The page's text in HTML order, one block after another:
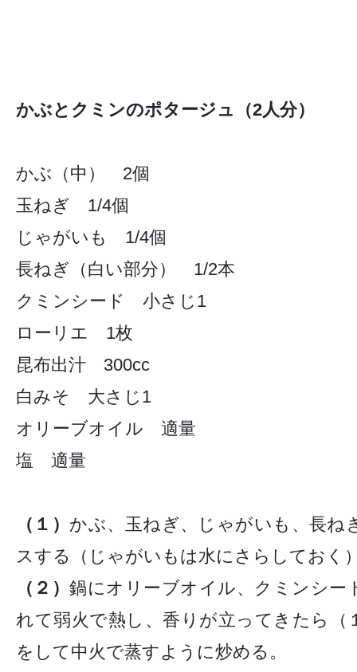
かぶとクミンのポタージュ（2人分）
かぶ（中） 2個
玉ねぎ 1/4個
じゃがいも 1/4個
長ねぎ（白い部分） 1/2本
クミンシード 小さじ1
ローリエ 1枚
昆布出汁 300cc
白みそ 大さじ1
オリーブオイル 適量
塩 適量
（１） かぶ、玉ねぎ、じゃがいも、長ね
スする（じゃがいもは水にさらしておく
（２）鍋にオリーブオイル、クミンシー
れて弱火で熱し、香りが立ってきたら（
をして中火で蒸すように炒める。